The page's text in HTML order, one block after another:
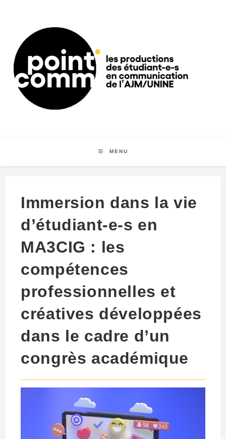
content
MENU
Immersion dans la vie
d’étudiant-e-s en
MA3CIG : les
compétences
professionnelles et
créatives développées
dans le cadre d’un
congrès académique